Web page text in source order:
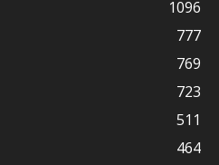
1096
777
769
723
511
464